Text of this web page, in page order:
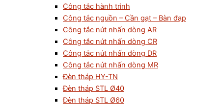
Công tắc hành trình
Công tắc nguồn – Cần gạt – Bàn đạp
Công tắc nút nhấn dòng AR
Công tắc nút nhấn dòng CR
Công tắc nút nhấn dòng DR
Công tắc nút nhấn dòng MR
Đèn tháp HY-TN
Đèn tháp STL Ø40
Đèn tháp STL Ø60